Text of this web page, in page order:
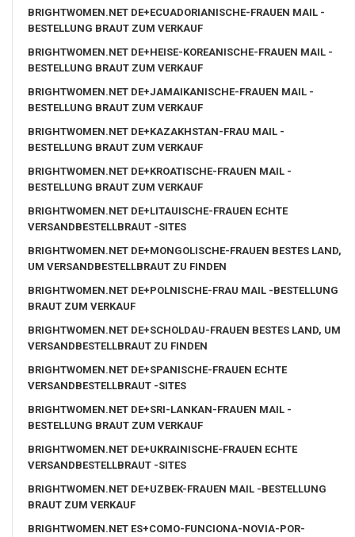
BRIGHTWOMEN.NET DE+ECUADORIANISCHE-FRAUEN MAIL -
BESTELLUNG BRAUT ZUM VERKAUF
BRIGHTWOMEN.NET DE+HEISE-KOREANISCHE-FRAUEN MAIL -
BESTELLUNG BRAUT ZUM VERKAUF
BRIGHTWOMEN.NET DE+JAMAIKANISCHE-FRAUEN MAIL -
BESTELLUNG BRAUT ZUM VERKAUF
BRIGHTWOMEN.NET DE+KAZAKHSTAN-FRAU MAIL -
BESTELLUNG BRAUT ZUM VERKAUF
BRIGHTWOMEN.NET DE+KROATISCHE-FRAUEN MAIL -
BESTELLUNG BRAUT ZUM VERKAUF
BRIGHTWOMEN.NET DE+LITAUISCHE-FRAUEN ECHTE
VERSANDBESTELLBRAUT -SITES
BRIGHTWOMEN.NET DE+MONGOLISCHE-FRAUEN BESTES LAND,
UM VERSANDBESTELLBRAUT ZU FINDEN
BRIGHTWOMEN.NET DE+POLNISCHE-FRAU MAIL -BESTELLUNG
BRAUT ZUM VERKAUF
BRIGHTWOMEN.NET DE+SCHOLDAU-FRAUEN BESTES LAND, UM
VERSANDBESTELLBRAUT ZU FINDEN
BRIGHTWOMEN.NET DE+SPANISCHE-FRAUEN ECHTE
VERSANDBESTELLBRAUT -SITES
BRIGHTWOMEN.NET DE+SRI-LANKAN-FRAUEN MAIL -
BESTELLUNG BRAUT ZUM VERKAUF
BRIGHTWOMEN.NET DE+UKRAINISCHE-FRAUEN ECHTE
VERSANDBESTELLBRAUT -SITES
BRIGHTWOMEN.NET DE+UZBEK-FRAUEN MAIL -BESTELLUNG
BRAUT ZUM VERKAUF
BRIGHTWOMEN.NET ES+COMO-FUNCIONA-NOVIA-POR-